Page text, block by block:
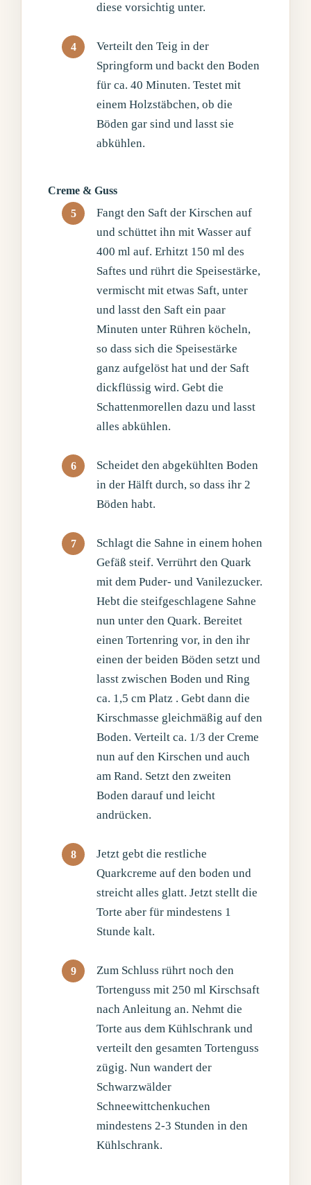
diese vorsichtig unter.
Verteilt den Teig in der
Springform und backt den Boden
für ca. 40 Minuten. Testet mit
einem Holzstäbchen, ob die
Böden gar sind und lasst sie
abkühlen.
Creme & Guss
Fangt den Saft der Kirschen auf
und schüttet ihn mit Wasser auf
400 ml auf. Erhitzt 150 ml des
Saftes und rührt die Speisestärke,
vermischt mit etwas Saft, unter
und lasst den Saft ein paar
Minuten unter Rühren köcheln,
so dass sich die Speisestärke
ganz aufgelöst hat und der Saft
dickflüssig wird. Gebt die
Schattenmorellen dazu und lasst
alles abkühlen.
Scheidet den abgekühlten Boden
in der Hälft durch, so dass ihr 2
Böden habt.
Schlagt die Sahne in einem hohen
Gefäß steif. Verrührt den Quark
mit dem Puder- und Vanilezucker.
Hebt die steifgeschlagene Sahne
nun unter den Quark. Bereitet
einen Tortenring vor, in den ihr
einen der beiden Böden setzt und
lasst zwischen Boden und Ring
ca. 1,5 cm Platz . Gebt dann die
Kirschmasse gleichmäßig auf den
Boden. Verteilt ca. 1/3 der Creme
nun auf den Kirschen und auch
am Rand. Setzt den zweiten
Boden darauf und leicht
andrücken.
Jetzt gebt die restliche
Quarkcreme auf den boden und
streicht alles glatt. Jetzt stellt die
Torte aber für mindestens 1
Stunde kalt.
Zum Schluss rührt noch den
Tortenguss mit 250 ml Kirschsaft
nach Anleitung an. Nehmt die
Torte aus dem Kühlschrank und
verteilt den gesamten Tortenguss
zügig. Nun wandert der
Schwarzwälder
Schneewittchenkuchen
mindestens 2-3 Stunden in den
Kühlschrank.